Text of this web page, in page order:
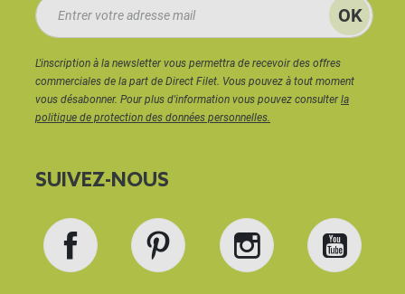
pour mesurerou utilisez un mètre ruban
limiter la prise au vent
Grâce à notresolution d’ombrage sur mesure
Toute la sélection
L'inscription à la newsletter vous permettra de recevoir des offres
commerciales de la part de Direct Filet. Vous pouvez à tout moment
vous désabonner. Pour plus d'information vous pouvez consulterla
politique de protection des données personnelles.
SUIVEZ-NOUS